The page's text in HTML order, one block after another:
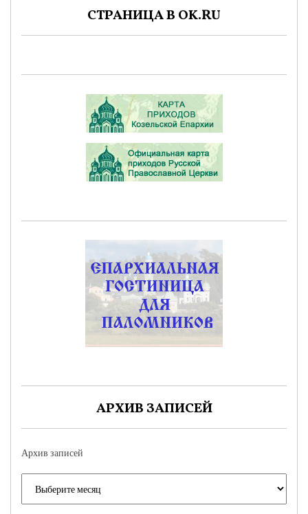
СТРАНИЦА В OK.RU
АРХИВ ЗАПИСЕЙ
Архив записей